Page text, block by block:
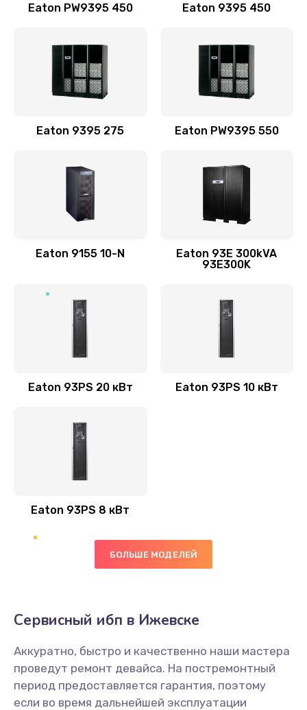
Eaton PW9395 450 Eaton 9395 450
Eaton 9395 275 Eaton PW9395 550
Eaton 9155 10-N
Eaton 93E 300kVA
93E300K
Eaton 93PS 20 кВт Eaton 93PS 10 кВт
Eaton 93PS 8 кВт
БОЛЬШЕ МОДЕЛЕЙ
Сервисный ибп в Ижевске
Аккуратно, быстро и качественно наши мастера
проведут ремонт девайса. На постремонтный
период предоставляется гарантия, поэтому
если во время дальнейшей эксплуатации